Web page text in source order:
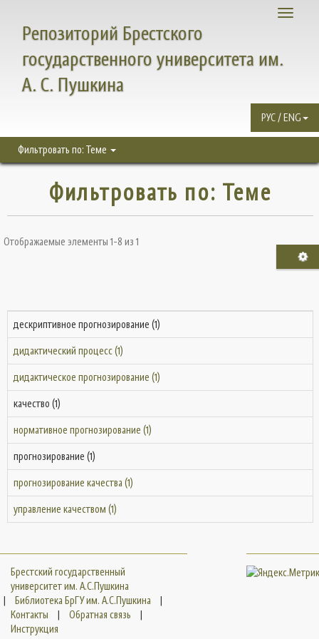
Toggle
Репозиторий Брестского
государственного университета им.
А. С. Пушкина
РУС / ENG
Фильтровать по: Теме
Фильтровать по: Теме
Отображаемые элементы 1-8 из 1
дескриптивное прогнозирование (1)
дидактический процесс (1)
дидактическое прогнозирование (1)
качество (1)
нормативное прогнозирование (1)
прогнозирование (1)
прогнозирование качества (1)
управление качеством (1)
Брестский государственный
университет им. А.С.Пушкина
|
Библиотека БрГУ им. А.С.Пушкина
|
Контакты
| Обратная связь
|
Инструкция